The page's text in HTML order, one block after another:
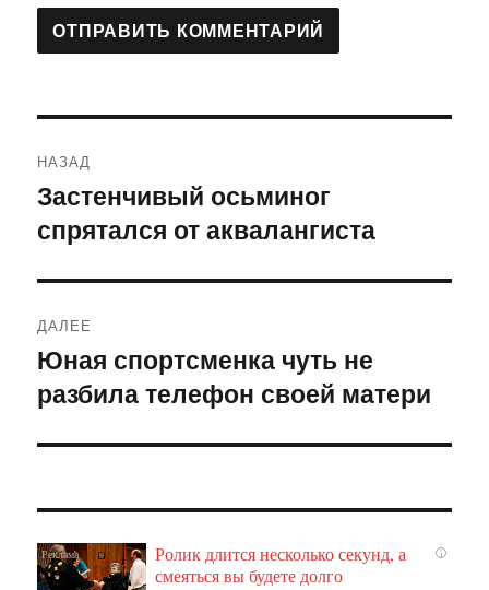
по
записям
НАЗАД
Предыдущая
запись:
Застенчивый осьминог
спрятался от аквалангиста
ДАЛЕЕ
Следующая
запись:
Юная спортсменка чуть не
разбила телефон своей матери
i
Ролик длится несколько секунд, а
смеяться вы будете долго